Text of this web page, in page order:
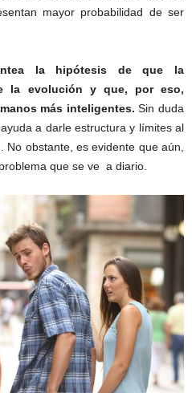
mayor probabilidad de ser
la hipótesis de que la
la evolución y que, por eso,
más inteligentes. Sin duda
a darle estructura y límites al
obstante, es evidente que aún,
que se ve a diario.